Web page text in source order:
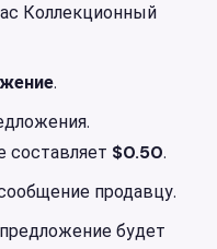
Коллекционный
.
$0.50.
продавцу.
будет